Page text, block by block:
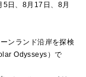
日、8月17日、8月
ンランド沿岸を探検
Odysseys）で